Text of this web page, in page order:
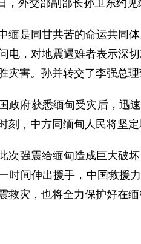
，外交部副部长孙卫东约
缅是同甘共苦的命运共同
电，对地震遇难者表示深
灾害。孙并转交了李强总理
政府获悉缅甸受灾后，迅
刻，中方同缅甸人民将坚
次强震给缅甸造成巨大破
时间伸出援手，中国救援
救灾，也将全力保护好在缅